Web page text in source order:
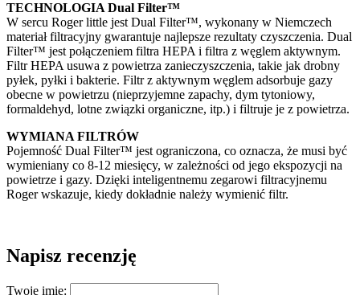
TECHNOLOGIA Dual Filter™
W sercu Roger little jest Dual Filter™, wykonany w Niemczech
materiał filtracyjny gwarantuje najlepsze rezultaty czyszczenia. Dual
Filter™ jest połączeniem filtra HEPA i filtra z węglem aktywnym.
Filtr HEPA usuwa z powietrza zanieczyszczenia, takie jak drobny
pyłek, pyłki i bakterie. Filtr z aktywnym węglem adsorbuje gazy
obecne w powietrzu (nieprzyjemne zapachy, dym tytoniowy,
formaldehyd, lotne związki organiczne, itp.) i filtruje je z powietrza.
WYMIANA FILTRÓW
Pojemność Dual Filter™ jest ograniczona, co oznacza, że musi być
wymieniany co 8-12 miesięcy, w zależności od jego ekspozycji na
powietrze i gazy. Dzięki inteligentnemu zegarowi filtracyjnemu
Roger wskazuje, kiedy dokładnie należy wymienić filtr.
Napisz recenzję
Twoje imie: